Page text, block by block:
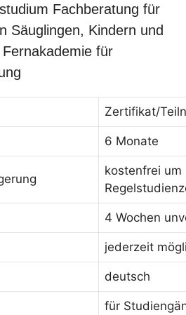
Fachberatung für
Säuglingen, Kindern und
für
Zertifikat/
6 Monate
kostenfrei um
4 Wochen
jederzeit
deutsch
für